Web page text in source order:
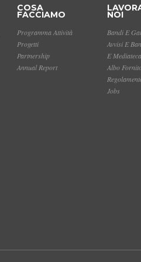
COSA
FACCIAMO
Programma Attività
Progetti
Partnership
Annual Report
NOI
Bandi E
Avvisi E
E Mediateca
Albo
Jobs